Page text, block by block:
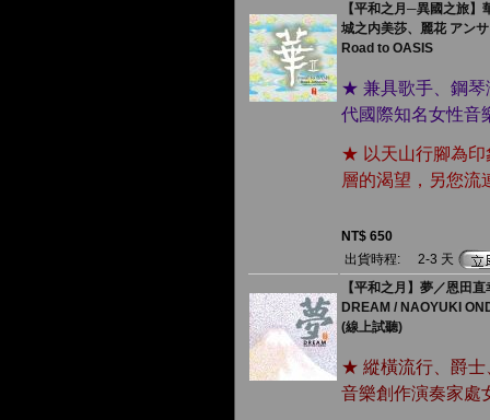
【平和之月─異國之旅】
城之内美莎、麗花 アン
Road to OASIS
★ 兼具歌手、鋼琴
代國際知名女性音
★ 以天山行腳為印
層的渴望，另您流
NT$ 650
出貨時程:
2-3 天
【平和之月】夢／恩田直
DREAM / NAOYUKI
(線上試聽)
★ 縱橫流行、爵士
音樂創作演奏家處